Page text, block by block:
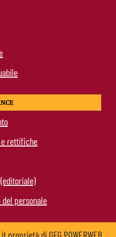
rettifiche
personale
di GFG POWERWEB